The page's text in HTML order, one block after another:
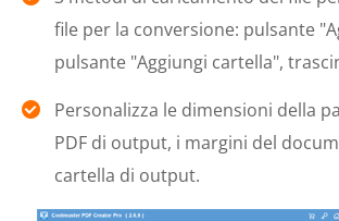
file per la conversione: pulsante
pulsante "Aggiungi cartella",
Personalizza le dimensioni della
PDF di output, i margini del
cartella di output.